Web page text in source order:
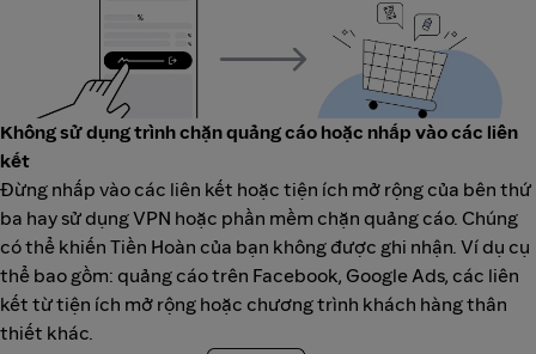
Không sử dụng trình chặn quảng cáo hoặc nhấp vào các liên
kết
Đừng nhấp vào các liên kết hoặc tiện ích mở rộng của bên thứ
ba hay sử dụng VPN hoặc phần mềm chặn quảng cáo. Chúng
có thể khiến Tiền Hoàn của bạn không được ghi nhận. Ví dụ cụ
thể bao gồm: quảng cáo trên Facebook, Google Ads, các liên
kết từ tiện ích mở rộng hoặc chương trình khách hàng thân
thiết khác.